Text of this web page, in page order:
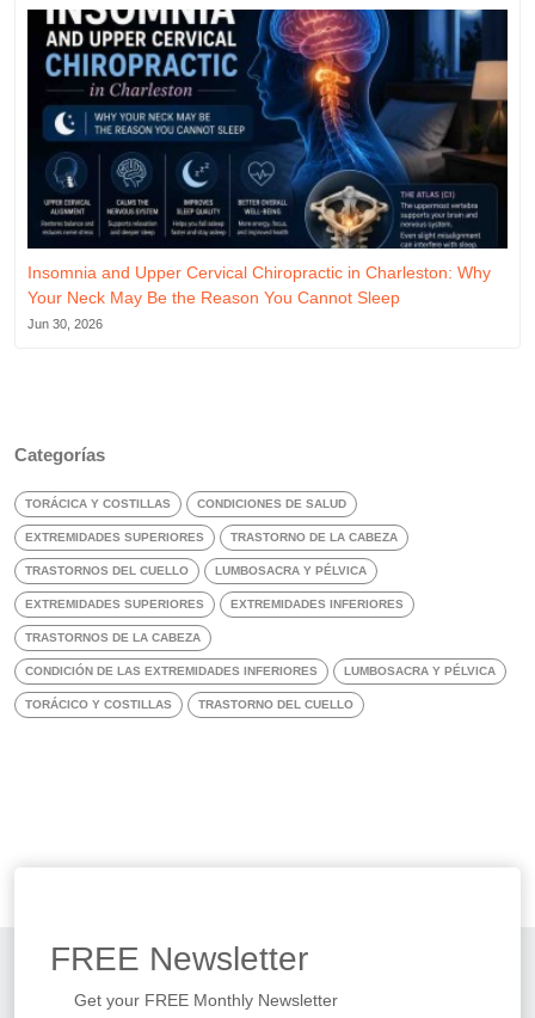
Insomnia and Upper Cervical Chiropractic in Charleston: Why
Your Neck May Be the Reason You Cannot Sleep
Jun 30, 2026
Categorías
TORÁCICA Y COSTILLAS CONDICIONES DE SALUD
EXTREMIDADES SUPERIORES TRASTORNO DE LA CABEZA
TRASTORNOS DEL CUELLO LUMBOSACRA Y PÉLVICA
EXTREMIDADES SUPERIORES EXTREMIDADES INFERIORES
TRASTORNOS DE LA CABEZA
CONDICIÓN DE LAS EXTREMIDADES INFERIORES LUMBOSACRA Y PÉLVICA
TORÁCICO Y COSTILLAS TRASTORNO DEL CUELLO
FREE Newsletter
Get your FREE Monthly Newsletter